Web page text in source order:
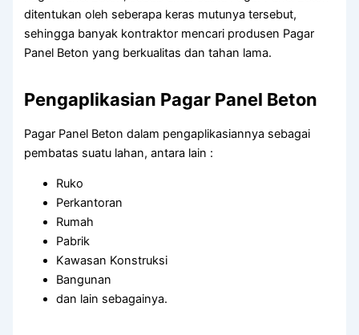
ditentukan oleh seberapa keras mutunya tersebut,
sehingga banyak kontraktor mencari produsen Pagar
Panel Beton yang berkualitas dan tahan lama.
Pengaplikasian Pagar Panel Beton
Pagar Panel Beton dalam pengaplikasiannya sebagai
pembatas suatu lahan, antara lain :
Ruko
Perkantoran
Rumah
Pabrik
Kawasan Konstruksi
Bangunan
dan lain sebagainya.